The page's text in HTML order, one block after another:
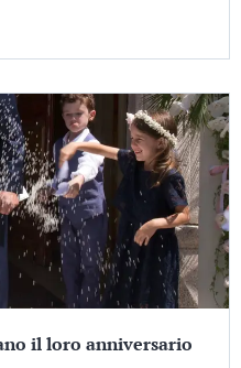
il loro anniversario